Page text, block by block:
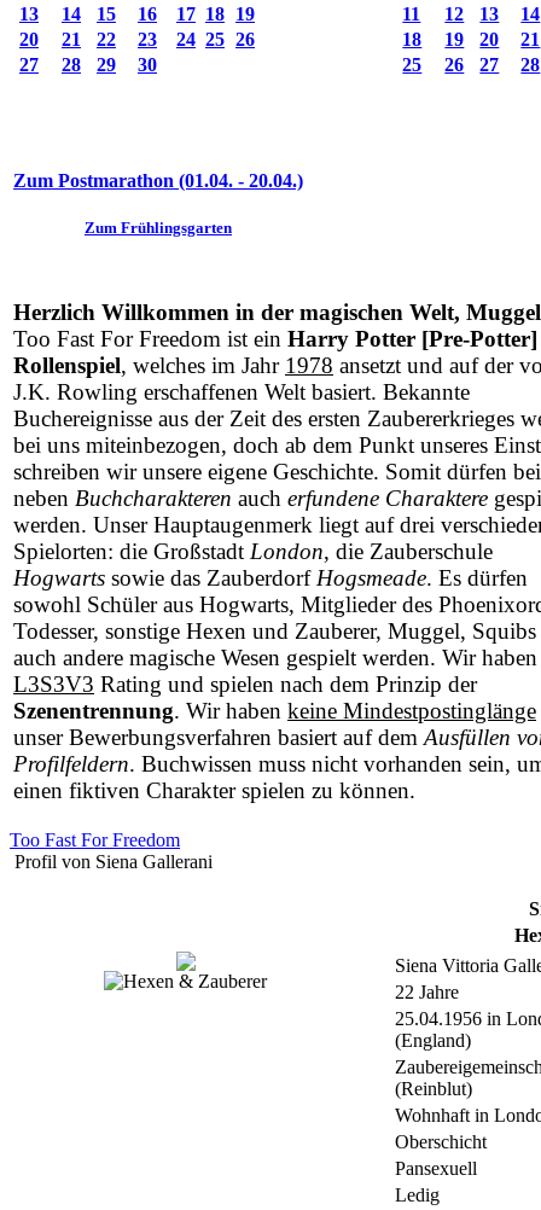
13
14 15 16 17 18 19
20
21 22 23 24 25 26
27
28 29 30
11
12 13
14
18
19 20
21
25
26 27 28
Zum Postmarathon (01.04. - 20.04.)
Zum Frühlingsgarten
Herzlich Willkommen in der magischen Welt, Muggel
Too Fast For Freedom ist ein Harry Potter [Pre-Potter]
Rollenspiel, welches im Jahr 1978 ansetzt und auf der
J.K. Rowling erschaffenen Welt basiert. Bekannte
Buchereignisse aus der Zeit des ersten Zaubererkrieges
bei uns miteinbezogen, doch ab dem Punkt unseres
schreiben wir unsere eigene Geschichte. Somit dürfen
neben Buchcharakteren auch erfundene Charaktere
werden. Unser Hauptaugenmerk liegt auf drei
Spielorten: die Großstadt London, die Zauberschule
Hogwarts sowie das Zauberdorf Hogsmeade. Es dürfen
sowohl Schüler aus Hogwarts, Mitglieder des
Todesser, sonstige Hexen und Zauberer, Muggel, Squibs
auch andere magische Wesen gespielt werden. Wir
L3S3V3 Rating und spielen nach dem Prinzip der
Szenentrennung. Wir haben keine Mindestpostinglänge
unser Bewerbungsverfahren basiert auf dem Ausfüllen
Profilfeldern. Buchwissen muss nicht vorhanden sein,
einen fiktiven Charakter spielen zu können.
Too Fast For Freedom
Profil von Siena Gallerani
Siena Vittoria
22 Jahre
25.04.1956 in
(England)
(Reinblut)
Wohnhaft in
Oberschicht
Pansexuell
Ledig